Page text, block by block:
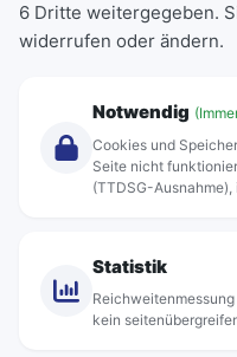
Einzeltickets
Abonnements
Über Rebus
Standorte
6 Dritte weitergegeben.
widerrufen oder ändern.
Notwendig
Cookies und
Seite nicht
(TTDSG-
Statistik
kein